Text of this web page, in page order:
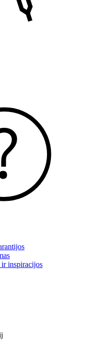
inspiracijos